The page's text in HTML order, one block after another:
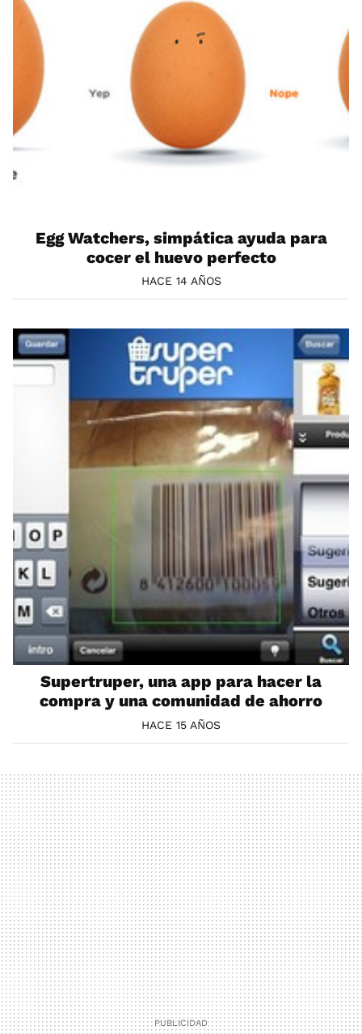
Egg Watchers, simpática ayuda para
cocer el huevo perfecto
HACE 14 AÑOS
Supertruper, una app para hacer la
compra y una comunidad de ahorro
HACE 15 AÑOS